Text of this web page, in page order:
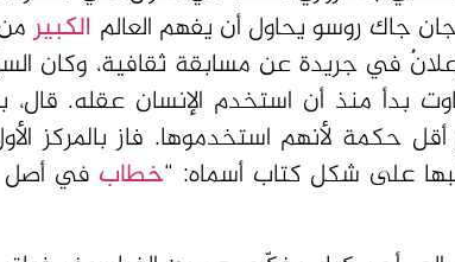
جاك روسو يحاول أن يفهم العالم الكبيرمن
في جريدة عن مسابقة ثقافية، وكان
بدأ منذ أن استخدم الإنسان عقله.
حكمة لأنهم استخدموها. فاز بالمركز
على شكل كتاب أسماه: “خطاب في أصل